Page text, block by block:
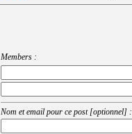
Members :
Nom et email pour ce post [optionnel] :